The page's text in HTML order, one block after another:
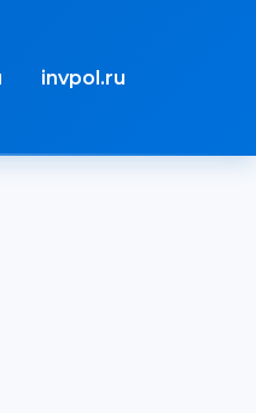
invpol.ru